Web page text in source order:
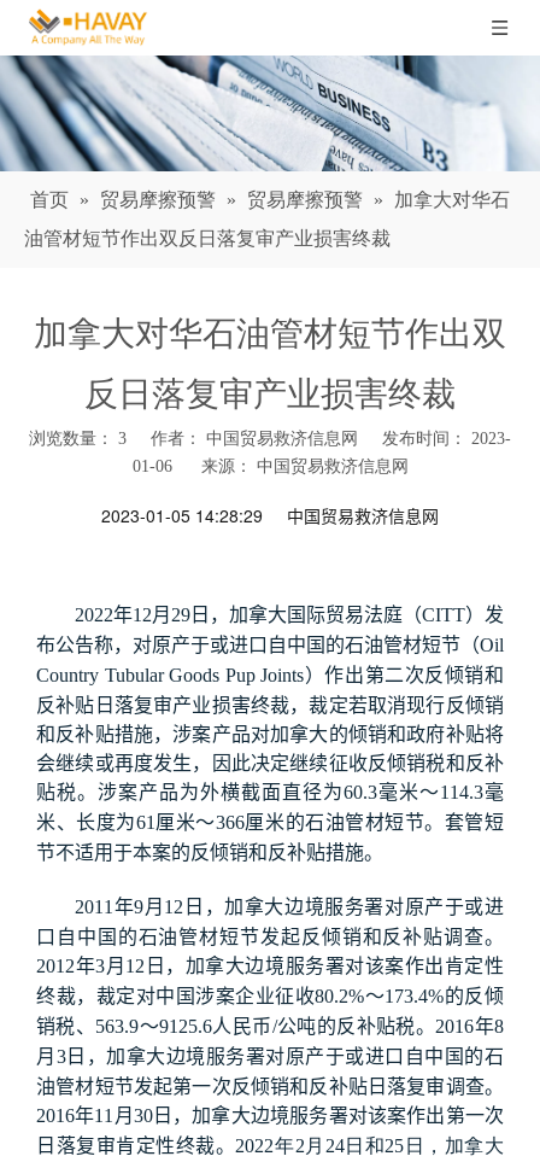
首页 » 贸易摩擦预警 » 贸易摩擦预警 »
加拿大对华石
油管材短节作出双反日落复审产业损害终裁
加拿大对华石油管材短节作出双
反日落复审产业损害终裁
浏览数量： 3 作者： 中国贸易救济信息网 发布时间： 2023-
01-06 来源： 中国贸易救济信息网
2023-01-05 14:28:29 中国贸易救济信息网
2022年12月29日，加拿大国际贸易法庭（CITT）发
布公告称，对原产于或进口自中国的石油管材短节（Oil
Country Tubular Goods Pup Joints）作出第二次反倾销和
反补贴日落复审产业损害终裁，裁定若取消现行反倾销
和反补贴措施，涉案产品对加拿大的倾销和政府补贴将
会继续或再度发生，因此决定继续征收反倾销税和反补
贴税。涉案产品为外横截面直径为60.3毫米～114.3毫
米、长度为61 厘米～366厘米的石油管材短节。套管短
节不适用于本案的反倾销和反补贴措施。
2011 年9月12 日，加拿大边境服务署对原产于或进
口自中国的石油管材短节发起反倾销和反补贴调查。
2012年3月12 日，加拿大边境服务署对该案作出肯定性
终裁，裁定对中国涉案企业征收80.2%～173.4%的反倾
销税、
563.9～9125.6人民币/公吨的反补贴税。2016年8
月3日，加拿大边境服务署对原产于或进口自中国的石
油管材短节发起第一次反倾销和反补贴日落复审调查。
2016年11 月30日，加拿大边境服务署对该案作出第一次
日落复审肯定性终裁。2022年2 月 24日和25 日，加拿大